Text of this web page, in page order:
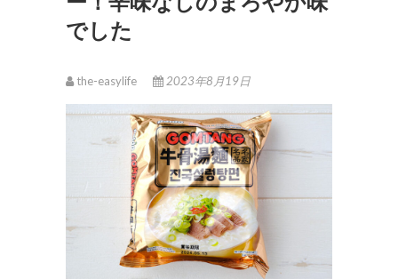
でした
the-easylife 2023年8月19日